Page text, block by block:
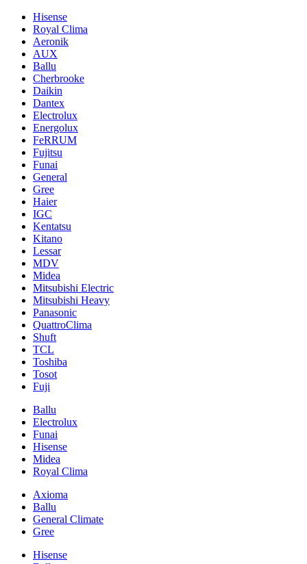
Hisense
Royal Clima
Aeronik
AUX
Ballu
Cherbrooke
Daikin
Dantex
Electrolux
Energolux
FeRRUM
Fujitsu
Funai
General
Gree
Haier
IGC
Kentatsu
Kitano
Lessar
MDV
Midea
Mitsubishi Electric
Mitsubishi Heavy
Panasonic
QuattroClima
Shuft
TCL
Toshiba
Tosot
Fuji
Ballu
Electrolux
Funai
Hisense
Midea
Royal Clima
Axioma
Ballu
General Climate
Gree
Hisense